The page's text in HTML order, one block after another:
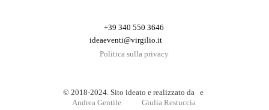
+39 340 550 3646
ideaeventi@virgilio.it
Politica sulla privacy
© 2018-2024. Sito ideato e realizzato da   e
Giulia Restuccia
Andrea Gentile